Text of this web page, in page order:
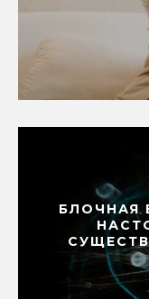
БЛОЧНАЯ